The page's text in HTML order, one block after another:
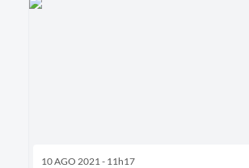
10 AGO 2021 - 11h17